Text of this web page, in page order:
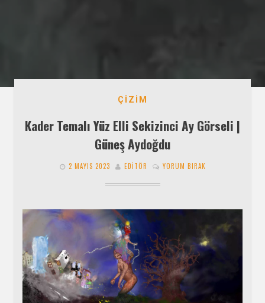
ÇIZIM
Kader Temalı Yüz Elli Sekizinci Ay Görseli |
Güneş Aydoğdu
2 MAYIS 2023 EDITÖR YORUM BIRAK